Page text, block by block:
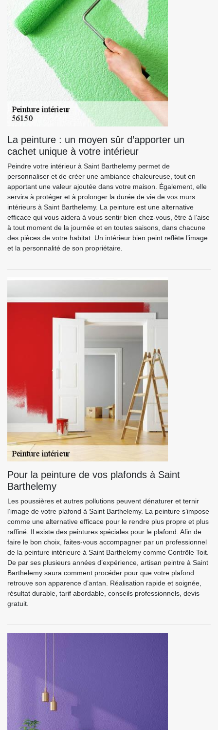
La peinture : un moyen sûr d’apporter un
cachet unique à votre intérieur
Peindre votre intérieur à Saint Barthelemy permet de
personnaliser et de créer une ambiance chaleureuse, tout en
apportant une valeur ajoutée dans votre maison. Également, elle
servira à protéger et à prolonger la durée de vie de vos murs
intérieurs à Saint Barthelemy. La peinture est une alternative
efficace qui vous aidera à vous sentir bien chez-vous, être à l’aise
à tout moment de la journée et en toutes saisons, dans chacune
des pièces de votre habitat. Un intérieur bien peint reflète l’image
et la personnalité de son propriétaire.
Pour la peinture de vos plafonds à Saint
Barthelemy
Les poussières et autres pollutions peuvent dénaturer et ternir
l’image de votre plafond à Saint Barthelemy. La peinture s’impose
comme une alternative efficace pour le rendre plus propre et plus
raffiné. Il existe des peintures spéciales pour le plafond. Afin de
faire le bon choix, faites-vous accompagner par un professionnel
de la peinture intérieure à Saint Barthelemy comme Contrôle Toit.
De par ses plusieurs années d’expérience, artisan peintre à Saint
Barthelemy saura comment procéder pour que votre plafond
retrouve son apparence d’antan. Réalisation rapide et soignée,
résultat durable, tarif abordable, conseils professionnels, devis
gratuit.